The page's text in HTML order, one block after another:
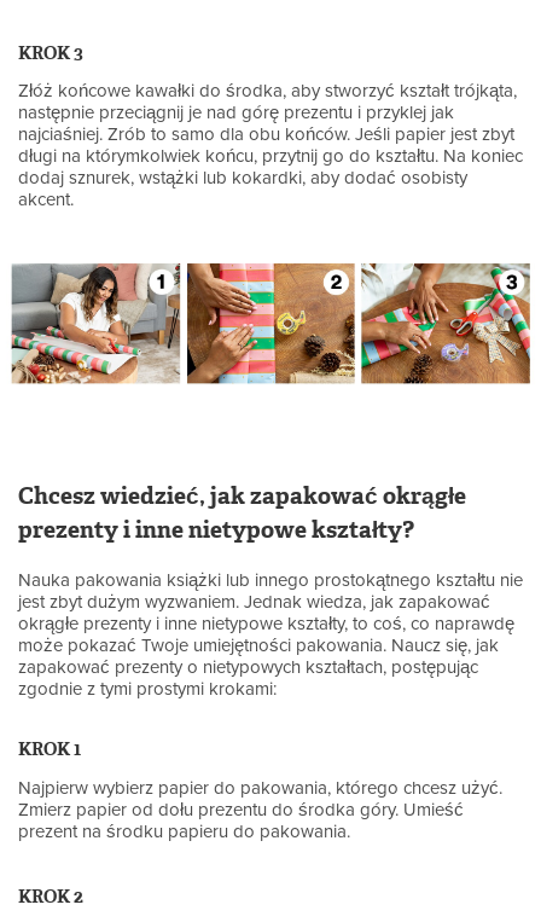
KROK 3
Złóż końcowe kawałki do środka, aby stworzyć kształt trójkąta,
następnie przeciągnij je nad górę prezentu i przyklej jak
najciaśniej. Zrób to samo dla obu końców. Jeśli papier jest zbyt
długi na którymkolwiek końcu, przytnij go do kształtu. Na koniec
dodaj sznurek, wstążki lub kokardki, aby dodać osobisty
akcent.
Chcesz wiedzieć, jak zapakować okrągłe
prezenty i inne nietypowe kształty?
Nauka pakowania książki lub innego prostokątnego kształtu nie
jest zbyt dużym wyzwaniem. Jednak wiedza, jak zapakować
okrągłe prezenty i inne nietypowe kształty, to coś, co naprawdę
może pokazać Twoje umiejętności pakowania. Naucz się, jak
zapakować prezenty o nietypowych kształtach, postępując
zgodnie z tymi prostymi krokami:
KROK 1
Najpierw wybierz papier do pakowania, którego chcesz użyć.
Zmierz papier od dołu prezentu do środka góry. Umieść
prezent na środku papieru do pakowania.
KROK 2